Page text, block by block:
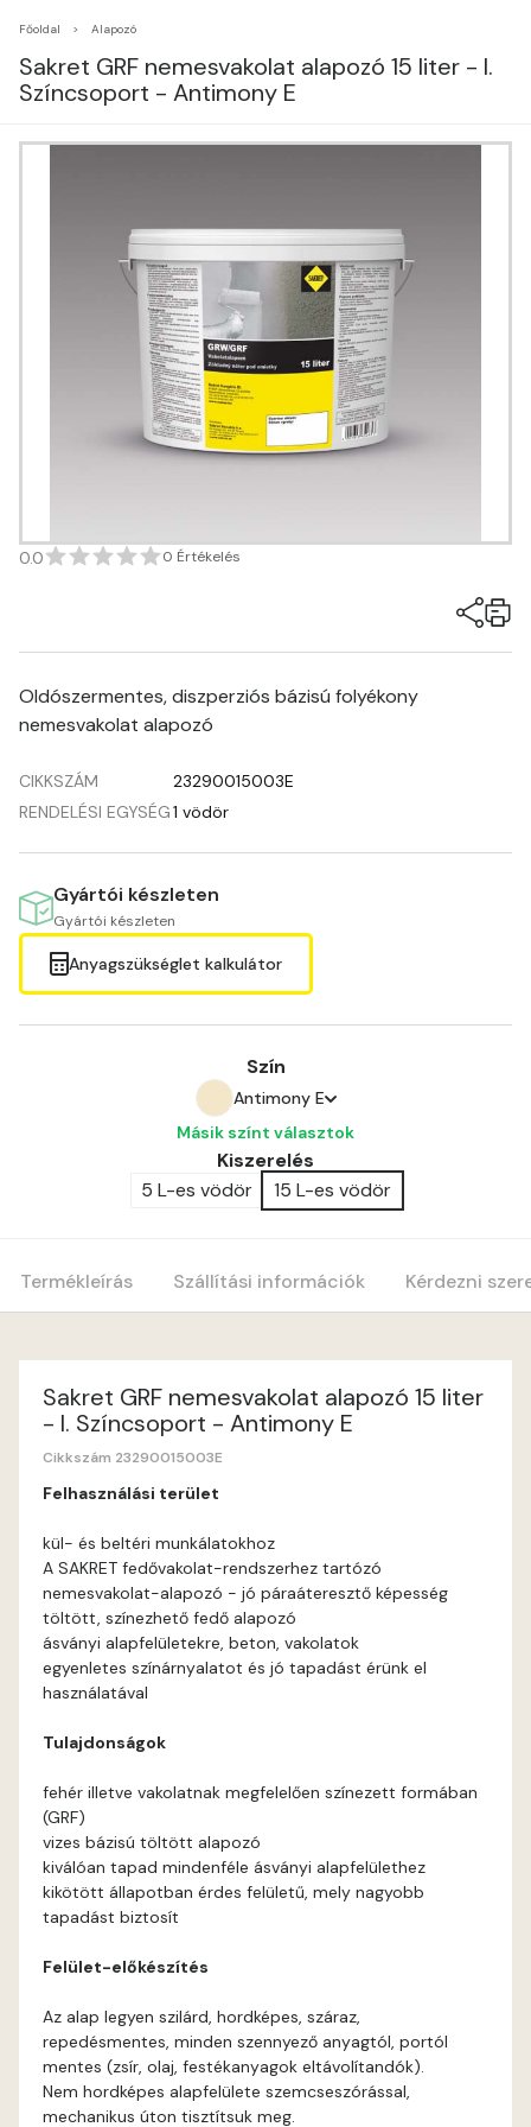
Főoldal Alapozó
Sakret GRF nemesvakolat alapozó 15 liter - I.
Színcsoport - Antimony E
0.0 0 Értékelés
Oldószermentes, diszperziós bázisú folyékony
nemesvakolat alapozó
CIKKSZÁM
23290015003E
RENDELÉSI EGYSÉG1 vödör
Gyártói készleten
Gyártói készleten
Anyagszükséglet kalkulátor
Szín
Antimony E
Bone C
Amber E
Antimony E
Arsenic D
Arsenic E
Blood-orange E
Bone D
Másik színt választok
Kiszerelés
5 L-es vödör
15 L-es vödör
Termékleírás Szállítási információk Kérdezni
Sakret GRF nemesvakolat alapozó 15 liter
- I. Színcsoport - Antimony E
Cikkszám 23290015003E
Felhasználási terület
kül- és beltéri munkálatokhoz
A SAKRET fedővakolat-rendszerhez tartózó
nemesvakolat-alapozó - jó páraáteresztő képesség
töltött, színezhető fedő alapozó
ásványi alapfelületekre, beton, vakolatok
egyenletes színárnyalatot és jó tapadást érünk el
használatával
Tulajdonságok
fehér illetve vakolatnak megfelelően színezett formában
(GRF)
vizes bázisú töltött alapozó
kiválóan tapad mindenféle ásványi alapfelülethez
kikötött állapotban érdes felületű, mely nagyobb
tapadást biztosít
Felület-előkészítés
Az alap legyen szilárd, hordképes, száraz,
repedésmentes, minden szennyező anyagtól, portól
mentes (zsír, olaj, festékanyagok eltávolítandók).
Nem hordképes alapfelülete szemcseszórással,
mechanikus úton tisztítsuk meg.